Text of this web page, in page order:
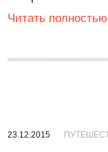
Читать
23.12.2015